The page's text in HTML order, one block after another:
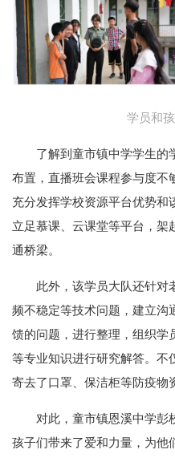
学员和孩
了解到童市镇中学学生的
布置，直播班会课程参与度不
充分发挥学校资源平台优势和
立足慕课、云课堂等平台，架
通桥梁。
此外，该学员大队还针对
频不稳定等技术问题，建立沟
馈的问题，进行整理，组织学
等专业知识进行研究解答。不
寄去了口罩、保洁柜等防疫物
对此，童市镇恩溪中学彭
孩子们带来了爱和力量，为他